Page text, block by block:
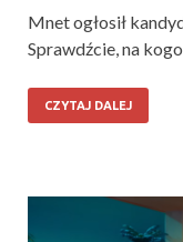
Mnet ogłosił
Sprawdźcie, na
CZYTAJ DALEJ